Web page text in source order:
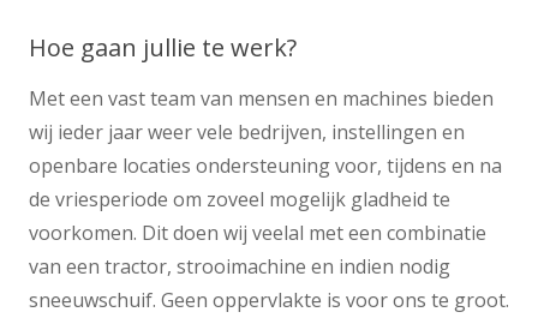
Hoe gaan jullie te werk?
Met een vast team van mensen en machines bieden
wij ieder jaar weer vele bedrijven, instellingen en
openbare locaties ondersteuning voor, tijdens en na
de vriesperiode om zoveel mogelijk gladheid te
voorkomen. Dit doen wij veelal met een combinatie
van een tractor, strooimachine en indien nodig
sneeuwschuif. Geen oppervlakte is voor ons te groot.